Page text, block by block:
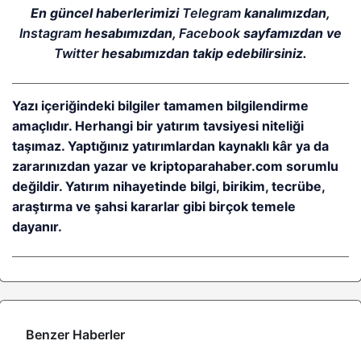
En güncel haberlerimizi Telegram kanalımızdan,
Instagramhesabımızdan, Facebooksayfamızdan ve
Twitterhesabımızdan takip edebilirsiniz.
Yazı içeriğindeki bilgiler tamamen bilgilendirme
amaçlıdır. Herhangi bir yatırım tavsiyesi niteliği
taşımaz. Yaptığınız yatırımlardan kaynaklı kâr ya da
zararınızdan yazar ve kriptoparahaber.com sorumlu
değildir. Yatırım nihayetinde bilgi, birikim, tecrübe,
araştırma ve şahsi kararlar gibi birçok temele
dayanır.
Benzer Haberler